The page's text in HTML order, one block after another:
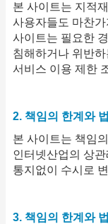
본 사이트는 지적
사용자들도 마찬
사이트는 필요한
침해하거나 위반
서비스 이용 제한
2. 책임의 한계와
본 사이트는 책임
인터넷산업의 상
통지없이 수시로
3. 책임의 한계와